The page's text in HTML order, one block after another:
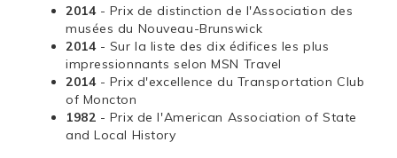
2014 - Prix de distinction de l'Association des
musées du Nouveau-Brunswick
2014 - Sur la liste des dix édifices les plus
impressionnants selon MSN Travel
2014 - Prix d'excellence du Transportation Club
of Moncton
1982 - Prix de l'American Association of State
and Local History